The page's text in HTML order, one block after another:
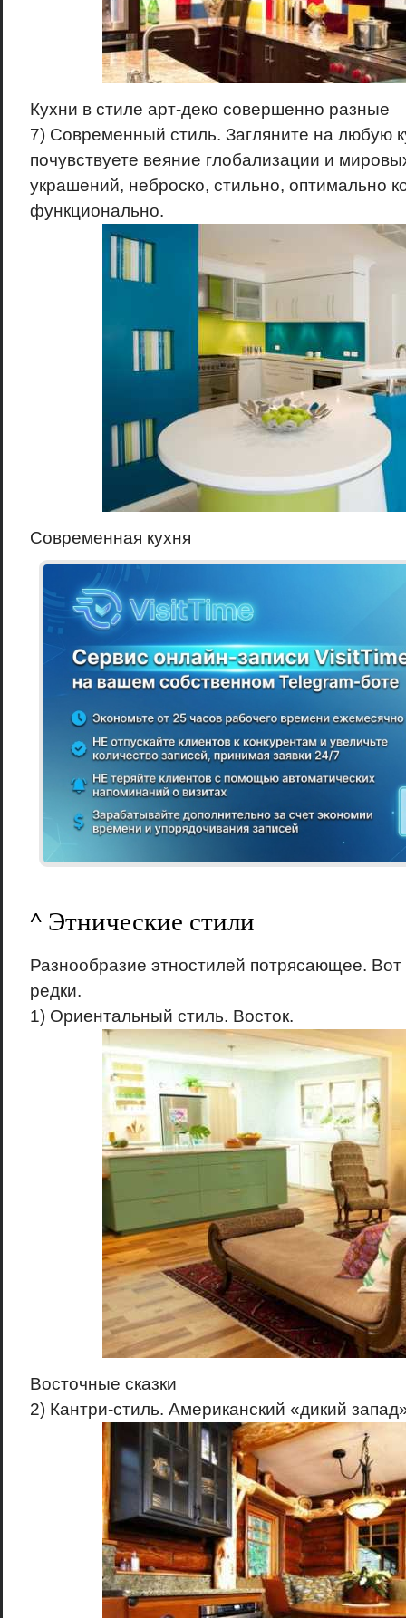
Кухни в стиле арт-деко совершенно разные
7) Современный стиль. Загляните на любую
почувствуете веяние глобализации и
украшений, неброско, стильно, оптимально
функционально.
Современная кухня
^ Этнические стили
Разнообразие этностилей потрясающее. Вот
редки.
1) Ориентальный стиль. Восток.
Восточные сказки
2) Кантри-стиль. Американский «дикий